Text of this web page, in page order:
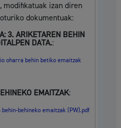
modifikatuak izan diren
dokumentuak:
3. ARIKETAREN BEHIN
DATA.:
oharra behin betiko emaitzak
EMAITZAK:
behineko emaitzak (PW).pdf